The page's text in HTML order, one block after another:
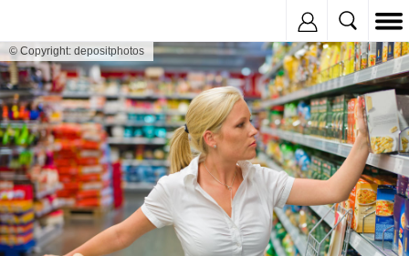
© Copyright: depositphotos